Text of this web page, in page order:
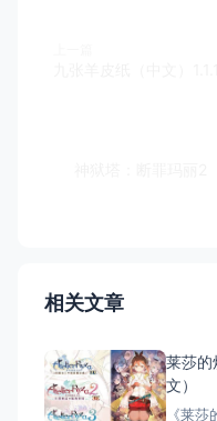
相关文章
莱莎的
文）
《莱